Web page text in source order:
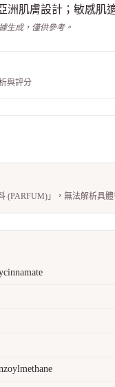
洲肌膚設計；敏感肌
生成，僅供參考。
與評分
(PARFUM)」，無法解析具體